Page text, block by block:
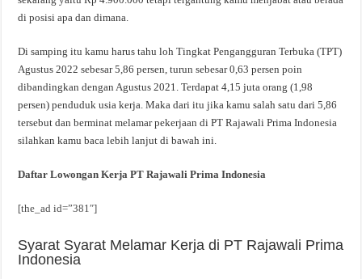
di posisi apa dan dimana.
Di samping itu kamu harus tahu loh Tingkat Pengangguran Terbuka (TPT)
Agustus 2022 sebesar 5,86 persen, turun sebesar 0,63 persen poin
dibandingkan dengan Agustus 2021. Terdapat 4,15 juta orang (1,98
persen) penduduk usia kerja. Maka dari itu jika kamu salah satu dari 5,86
tersebut dan berminat melamar pekerjaan di PT Rajawali Prima Indonesia
silahkan kamu baca lebih lanjut di bawah ini.
Daftar Lowongan Kerja PT Rajawali Prima Indonesia
[the_ad id=”381″]
Syarat Syarat Melamar Kerja di PT Rajawali Prima
Indonesia